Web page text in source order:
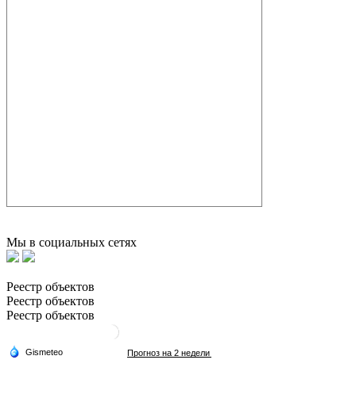
Мы в социальных сетях
Реестр объектов
Реестр объектов
Реестр объектов